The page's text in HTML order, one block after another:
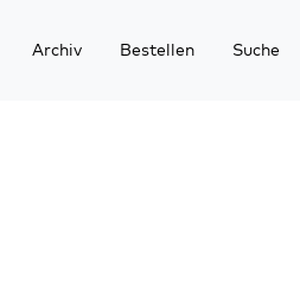
Archiv Bestellen Suche